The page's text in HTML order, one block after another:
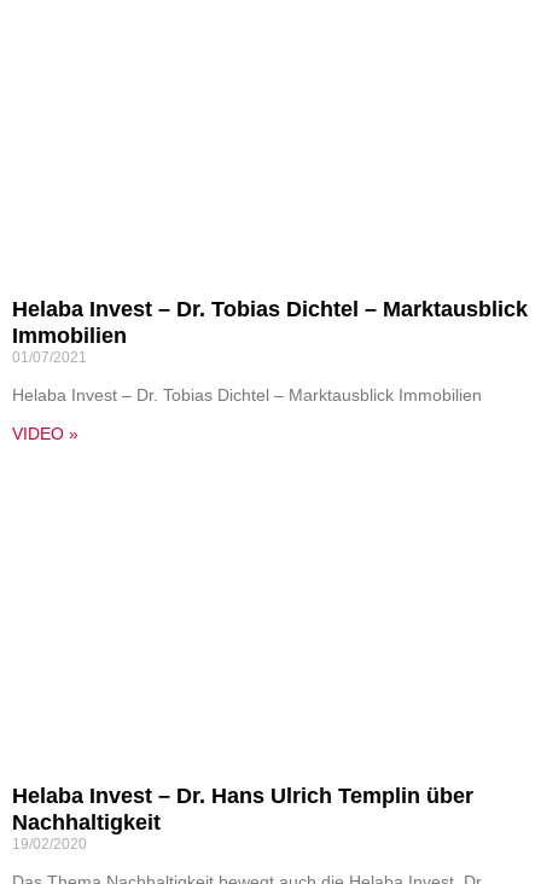
Helaba Invest – Dr. Tobias Dichtel – Marktausblick
Immobilien
01/07/2021
Helaba Invest – Dr. Tobias Dichtel – Marktausblick Immobilien
VIDEO »
Helaba Invest – Dr. Hans Ulrich Templin über
Nachhaltigkeit
19/02/2020